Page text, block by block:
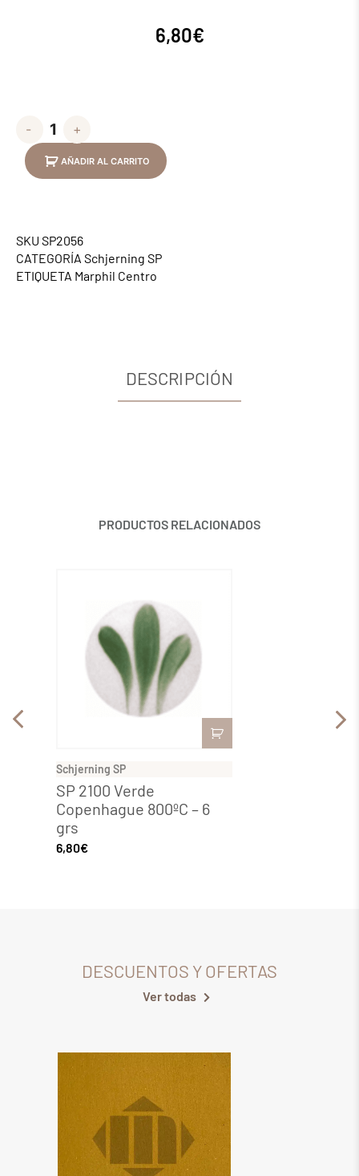
6,80€
- +
AÑADIR AL CARRITO
SKU SP2056
CATEGORÍA Schjerning SP
ETIQUETA Marphil Centro
DESCRIPCIÓN
PRODUCTOS RELACIONADOS
Schjerning SP
SP 2100 Verde
Copenhague 800ºC – 6
grs
6,80€
DESCUENTOS Y OFERTAS
Ver todas